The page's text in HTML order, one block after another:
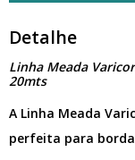
Detalhe
Linha Meada
20mts
A Linha Meada
perfeita para